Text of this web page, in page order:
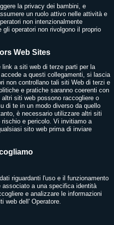
la privacy dei bambini, e
un ruolo attivo nelle attività e
non intenzionalmente
operatori non rivolgono il proprio
Web Sites
a siti web di terze parti per la
a questi collegamenti, si lascia
non controllano tali siti Web di terzi e
e pratiche saranno coerenti con
siti web possono raccogliere o
di te in un modo diverso da quello
è necessario utilizzare altri siti
e pericolo. Vi invitiamo a
sito web prima di inviare
riguardanti l'uso e il funzionamento
a una specifica identità
e analizzare le informazioni
web dell' Operatore.